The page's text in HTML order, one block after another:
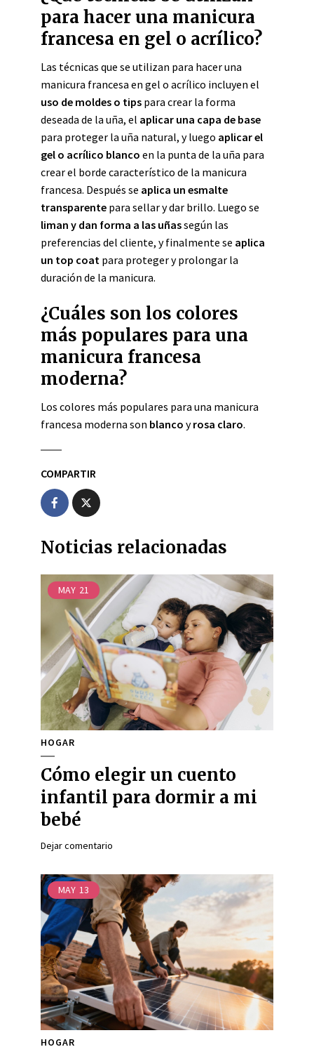
para hacer una manicura
francesa en gel o acrílico?
Las técnicas que se utilizan para hacer una
manicura francesa en gel o acrílico incluyen el
uso de moldes o tips para crear la forma
deseada de la uña, el aplicar una capa de base
para proteger la uña natural, y luego aplicar el
gel o acrílico blanco en la punta de la uña para
crear el borde característico de la manicura
francesa. Después se aplica un esmalte
transparente para sellar y dar brillo. Luego se
liman y dan forma a las uñassegún las
preferencias del cliente, y finalmente se aplica
un top coat para proteger y prolongar la
duración de la manicura.
¿Cuáles son los colores
más populares para una
manicura francesa
moderna?
Los colores más populares para una manicura
francesa moderna son blanco yrosa claro.
COMPARTIR
Noticias relacionadas
MAY 21
HOGAR
Cómo elegir un cuento
infantil para dormir a mi
bebé
Dejar comentario
MAY 13
HOGAR